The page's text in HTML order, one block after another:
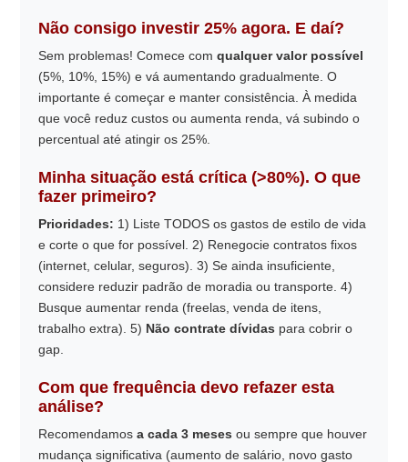
Não consigo investir 25% agora. E daí?
Sem problemas! Comece comqualquer valor possível
(5%, 10%, 15%) e vá aumentando gradualmente. O
importante é começar e manter consistência. À medida
que você reduz custos ou aumenta renda, vá subindo o
percentual até atingir os 25%.
Minha situação está crítica (>80%). O que
fazer primeiro?
Prioridades: 1) Liste TODOS os gastos de estilo de vida
e corte o que for possível. 2) Renegocie contratos fixos
(internet, celular, seguros). 3) Se ainda insuficiente,
considere reduzir padrão de moradia ou transporte. 4)
Busque aumentar renda (freelas, venda de itens,
trabalho extra). 5) Não contrate dívidas para cobrir o
gap.
Com que frequência devo refazer esta
análise?
Recomendamosa cada 3 meses ou sempre que houver
mudança significativa (aumento de salário, novo gasto